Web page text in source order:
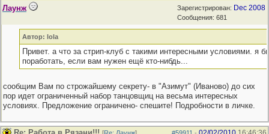
Зарегистрирован: Dec 2008
Сообщения: 681
Лаунж
Автор: lola
Привет. а что за стрип-клуб с такими интересными условиями. я
поработать, если вам нужен ещё кто-нибдь...
сообщим Вам по строжайшему секрету- в "Азимут" (Иваново) до сих
пор идет ограниченный набор танцовщиц на весьма интересных
условиях. Предложение ограничено- спешите! Подробности в личке.